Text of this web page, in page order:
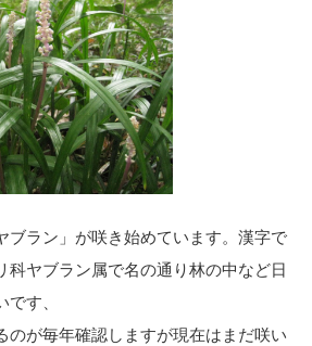
ブラン」が咲き始めています。漢字で
科ヤブラン属で名の通り林の中など日
す、
のが毎年確認しますが現在はまだ咲い